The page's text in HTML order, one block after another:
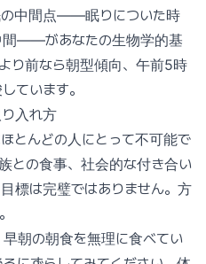
の中間点——眠りについた時
間——があなたの生物学的基
り前なら朝型傾向、午前5時
ています。
入れ方
とんどの人にとって不可能で
との食事、社会的な付き合い
標は完璧ではありません。方
朝の朝食を無理に食べてい